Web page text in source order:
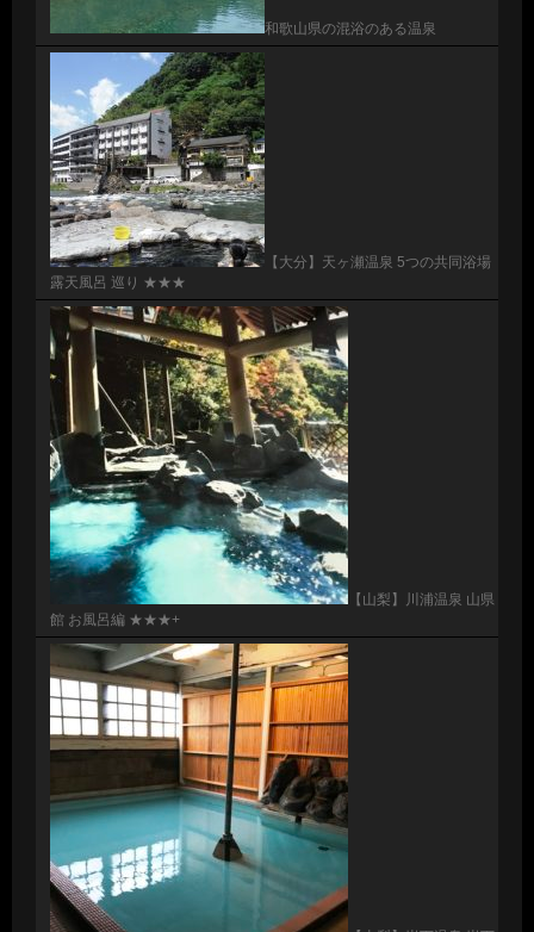
和歌山県の混浴のある温泉
【大分】天ヶ瀬温泉 5つの共同浴場
露天風呂 巡り ★★★
【山梨】川浦温泉 山県
館 お風呂編 ★★★+